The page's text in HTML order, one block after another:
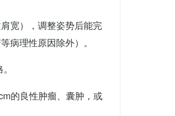
宽），调整姿势后能完
病理性原因除外）。
的良性肿瘤、囊肿，或